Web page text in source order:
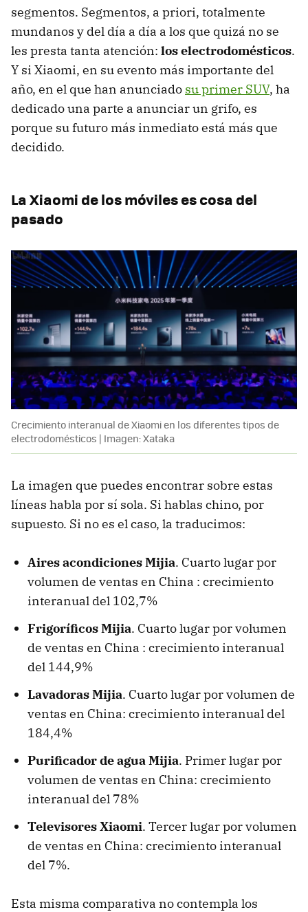
segmentos. Segmentos, a priori, totalmente
mundanos y del día a día a los que quizá no se
les presta tanta atención: los electrodomésticos.
Y si Xiaomi, en su evento más importante del
año, en el que han anunciado su primer SUV, ha
dedicado una parte a anunciar un grifo, es
porque su futuro más inmediato está más que
decidido.
La Xiaomi de los móviles es cosa del
pasado
Crecimiento interanual de Xiaomi en los diferentes tipos de
electrodomésticos | Imagen: Xataka
La imagen que puedes encontrar sobre estas
líneas habla por sí sola. Si hablas chino, por
supuesto. Si no es el caso, la traducimos:
Aires acondiciones Mijia. Cuarto lugar por
volumen de ventas en China : crecimiento
interanual del 102,7%
Frigoríficos Mijia. Cuarto lugar por volumen
de ventas en China : crecimiento interanual
del 144,9%
Lavadoras Mijia. Cuarto lugar por volumen de
ventas en China: crecimiento interanual del
184,4%
Purificador de agua Mijia. Primer lugar por
volumen de ventas en China: crecimiento
interanual del 78%
Televisores Xiaomi. Tercer lugar por volumen
de ventas en China: crecimiento interanual
del 7%.
Esta misma comparativa no contempla los